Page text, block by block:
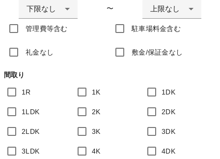
下限なし 〜 上限なし
管理費等含む 駐車場料金含む
礼金なし 敷金/保証金なし
間取り
1R 1K 1DK
1LDK 2K 2DK
2LDK 3K 3DK
3LDK 4K 4DK